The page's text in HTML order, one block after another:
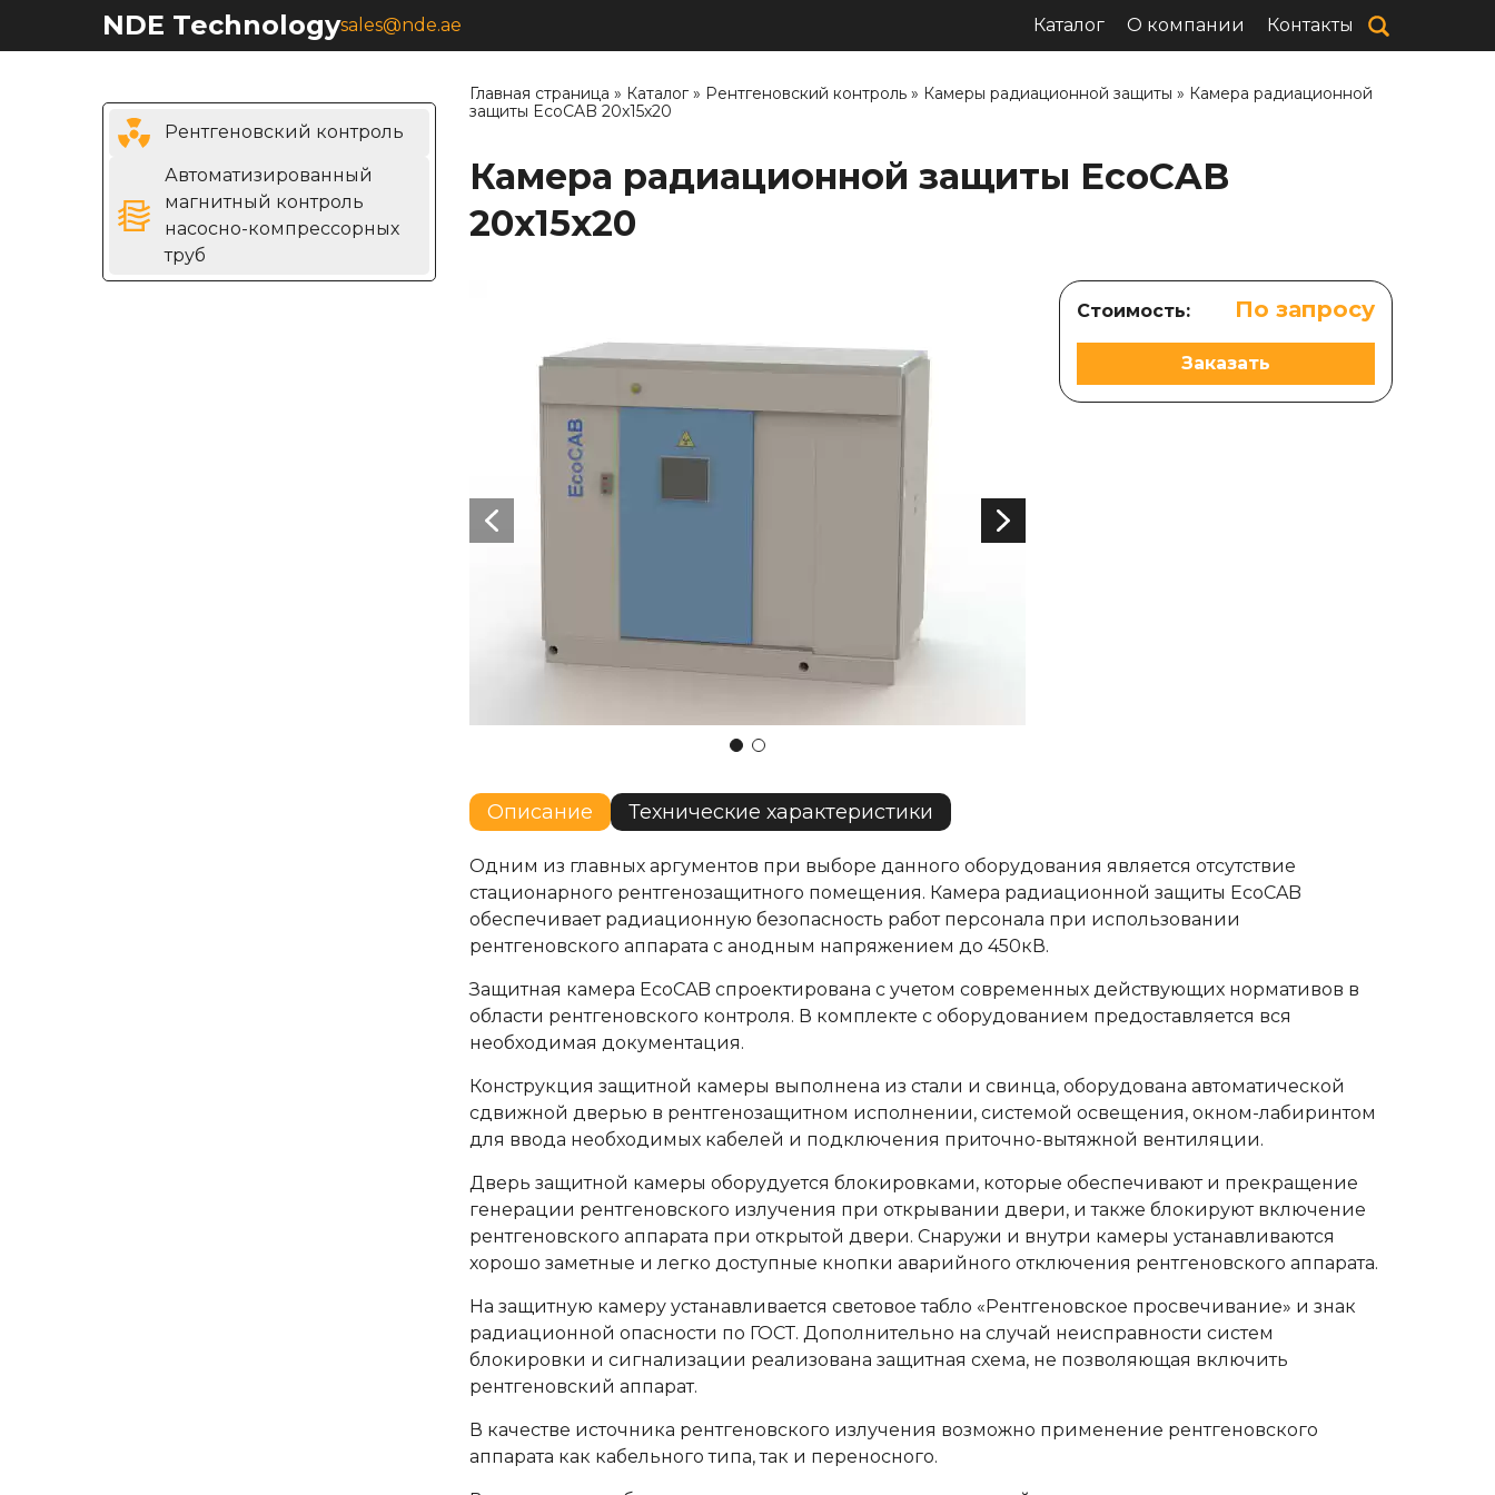
NDE Technologysales@nde.ae Каталог О компании Контакты
Рентгеновский контроль
Автоматизированный
магнитный контроль
насосно-компрессорных
труб
Главная страница » Каталог» Рентгеновский контроль » Камеры радиационной защиты » Камера радиационной
защиты EcoCAB 20x15x20
Камера радиационной защиты EcoCAB
20x15x20
Стоимость: По запросу
Заказать
Описание Технические характеристики
Одним из главных аргументов при выборе данного оборудования является отсутствие
стационарного рентгенозащитного помещения. Камера радиационной защиты EcoCAB
обеспечивает радиационную безопасность работ персонала при использовании
рентгеновского аппарата с анодным напряжением до 450кВ.
Защитная камера EcoCAB спроектирована с учетом современных действующих нормативов в
области рентгеновского контроля. В комплекте с оборудованием предоставляется вся
необходимая документация.
Конструкция защитной камеры выполнена из стали и свинца, оборудована автоматической
сдвижной дверью в рентгенозащитном исполнении, системой освещения, окном-лабиринтом
для ввода необходимых кабелей и подключения приточно-вытяжной вентиляции.
Дверь защитной камеры оборудуется блокировками, которые обеспечивают и прекращение
генерации рентгеновского излучения при открывании двери, и также блокируют включение
рентгеновского аппарата при открытой двери. Снаружи и внутри камеры устанавливаются
хорошо заметные и легко доступные кнопки аварийного отключения рентгеновского аппарата.
На защитную камеру устанавливается световое табло «Рентгеновское просвечивание» и знак
радиационной опасности по ГОСТ. Дополнительно на случай неисправности систем
блокировки и сигнализации реализована защитная схема, не позволяющая включить
рентгеновский аппарат.
В качестве источника рентгеновского излучения возможно применение рентгеновского
аппарата как кабельного типа, так и переносного.